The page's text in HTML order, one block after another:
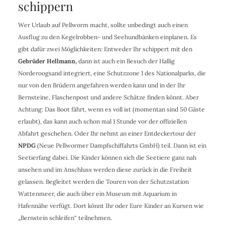
schippern
Wer Urlaub auf Pellworm macht, sollte unbedingt auch einen
Ausflug zu den Kegelrobben- und Seehundbänken einplanen. Es
gibt dafür zwei Möglichkeiten: Entweder Ihr schippert mit den
Gebrüder Hellmann,dann ist auch ein Besuch der Hallig
Norderoogsand integriert, eine Schutzzone 1 des Nationalparks, die
nur von den Brüdern angefahren werden kann und in der Ihr
Bernsteine, Flaschenpost und andere Schätze finden könnt. Aber
Achtung: Das Boot fährt, wenn es voll ist (momentan sind 50 Gäste
erlaubt), das kann auch schon mal 1 Stunde vor der offiziellen
Abfahrt geschehen. Oder Ihr nehmt an einer Entdeckertour der
NPDG(Neue Pellwormer Dampfschiffahrts GmbH) teil. Dann ist ein
Seetierfang dabei. Die Kinder können sich die Seetiere ganz nah
ansehen und im Anschluss werden diese zurück in die Freiheit
gelassen. Begleitet werden die Touren von der Schutzstation
Wattenmeer, die auch über ein Museum mit Aquarium in
Hafennähe verfügt. Dort könnt Ihr oder Eure Kinder an Kursen wie
„Bernstein schleifen“ teilnehmen.